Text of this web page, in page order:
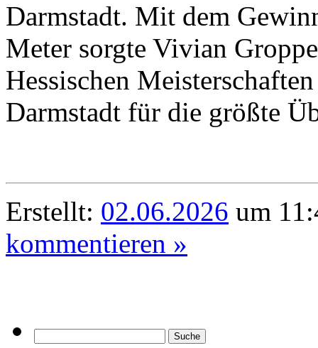
Darmstadt. Mit dem
Meter sorgte Vivian
Hessischen
Darmstadt für die größte
Erstellt: 02.06.2026 um
kommentieren »